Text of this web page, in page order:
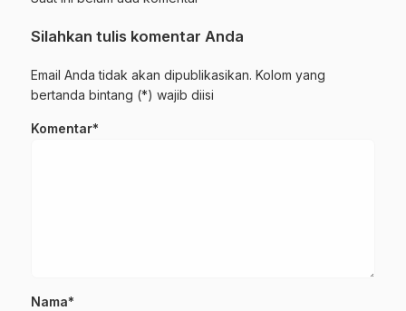
Silahkan tulis komentar Anda
Email Anda tidak akan dipublikasikan. Kolom yang
bertanda bintang (*) wajib diisi
Komentar*
Nama*